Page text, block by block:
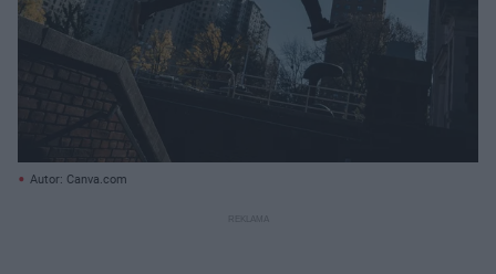
Autor: Canva.com